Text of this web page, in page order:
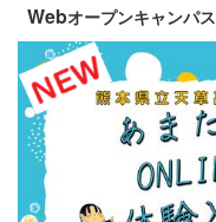
Webオープンキャンパス